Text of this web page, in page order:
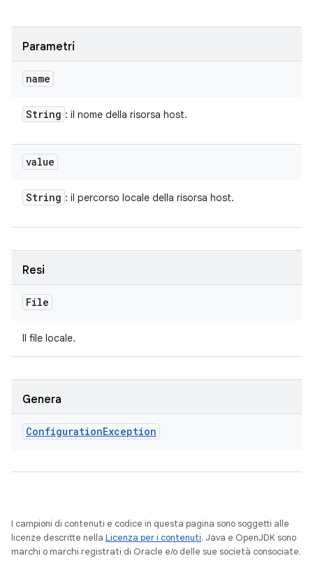
Parametri
name
String : il nome della risorsa host.
value
String : il percorso locale della risorsa host.
Resi
File
Il file locale.
Genera
ConfigurationException
I campioni di contenuti e codice in questa pagina sono soggetti alle
licenze descritte nella Licenza per i contenuti. Java e OpenJDK sono
marchi o marchi registrati di Oracle e/o delle sue società consociate.